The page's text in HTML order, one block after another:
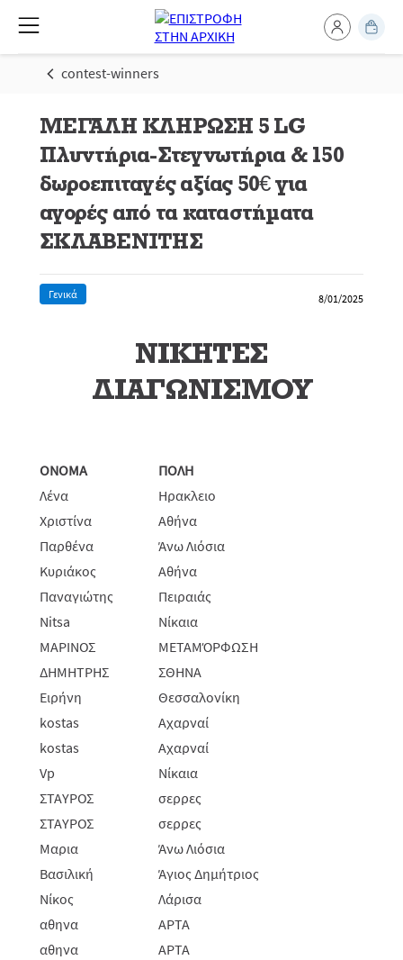
contest-winners
ΜΕΓΑΛΗ ΚΛΗΡΩΣΗ 5 LG
Πλυντήρια-Στεγνωτήρια & 150
δωροεπιταγές αξίας 50€ για
αγορές από τα καταστήματα
ΣΚΛΑΒΕΝΙΤΗΣ
Γενικά 8/01/2025
ΝΙΚΗΤΕΣ
ΔΙΑΓΩΝΙΣΜΟΥ
ΟΝΟΜΑ
ΠΟΛΗ
Λένα
Ηρακλειο
Χριστίνα
Αθήνα
Παρθένα
Άνω Λιόσια
Κυριάκος
Αθήνα
Παναγιώτης
Πειραιάς
Nitsa
Νίκαια
ΜΑΡΙΝΟΣ
ΜΕΤΑΜΌΡΦΩΣΗ
ΔΗΜΗΤΡΗΣ
ΣΘΗΝΑ
Ειρήνη
Θεσσαλονίκη
kostas
Αχαρναί
kostas
Αχαρναί
Vp
Νίκαια
ΣΤΑΥΡΟΣ
σερρες
ΣΤΑΥΡΟΣ
σερρες
Μαρια
Άνω Λιόσια
Βασιλική
Άγιος Δημήτριος
Νίκος
Λάρισα
αθηνα
ΑΡΤΑ
αθηνα
ΑΡΤΑ